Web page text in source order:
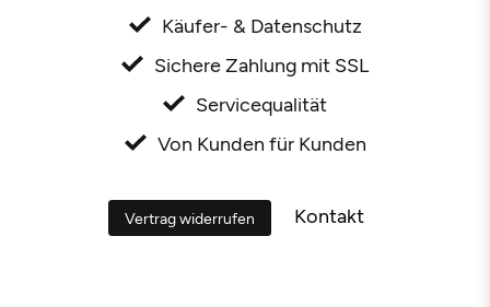
Käufer- & Datenschutz
Sichere Zahlung mit SSL
Servicequalität
Von Kunden für Kunden
Vertrag widerrufen Kontakt